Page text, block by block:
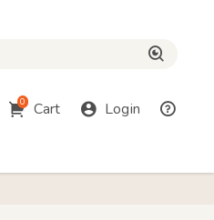
0 Cart Login